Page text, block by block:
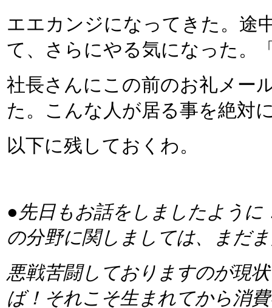
エエカンジになってきた。途
て、さらにやる気になった
社長さんにこの前のお礼メー
た。こんな人が居る事を絶対
以下に残しておくわ。
●先日もお話をしましたよう
の分野に関しましては、まだ
悪戦苦闘しておりますのが現
ば！それこそ生まれてから消